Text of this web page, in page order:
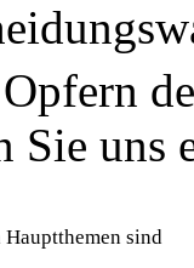
Sie uns
sind